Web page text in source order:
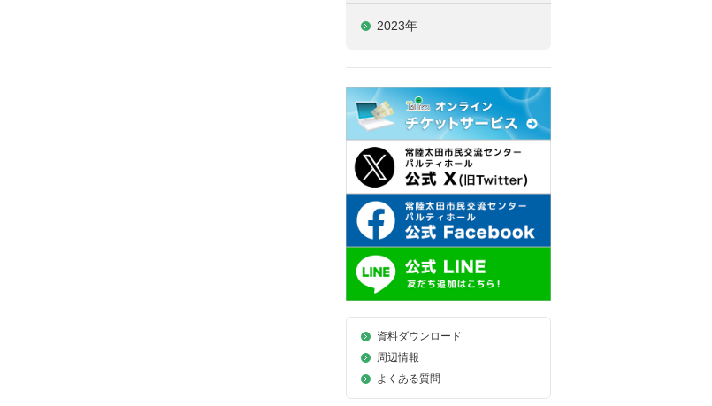
2023年
資料ダウンロード
周辺情報
よくある質問